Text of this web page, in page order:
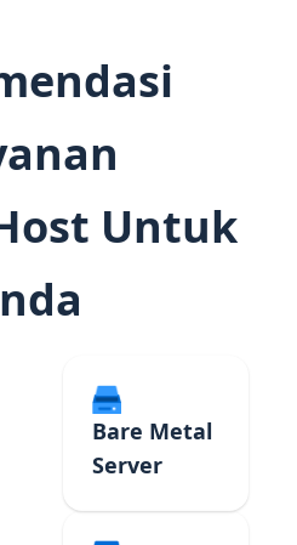
Untuk
Bare Metal
Server